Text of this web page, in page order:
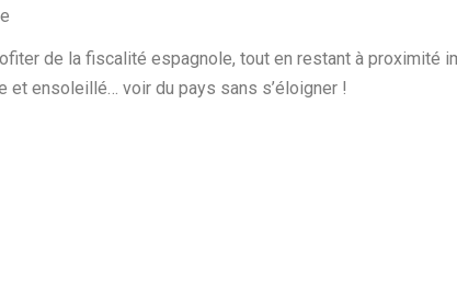
de la fiscalité espagnole, tout en restant à proximité
et ensoleillé… voir du pays sans s’éloigner !